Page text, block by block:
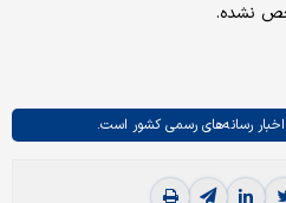
نشده.
اخبار رسانه‌های رسمی کشور است.